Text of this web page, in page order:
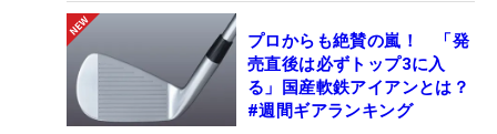
プロからも絶賛の嵐！ 「発
売直後は必ずトップ3に入
る」国産軟鉄アイアンとは？
#週間ギアランキング